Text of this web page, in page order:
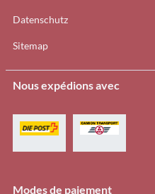
Datenschutz
Sitemap
Nous expédions avec
Modes de paiement